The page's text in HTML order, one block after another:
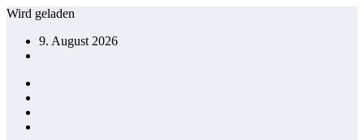
Zum
springen
Wird geladen
9. August 2026